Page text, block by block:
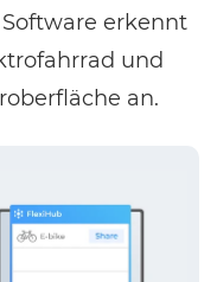
erkennt
und
an.